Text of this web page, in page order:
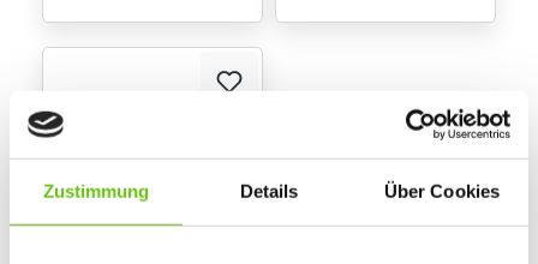
Zustimmung Details Über Cookies